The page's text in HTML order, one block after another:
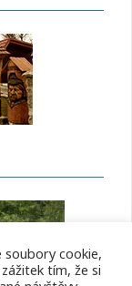
soubory cookie,
tím, že si